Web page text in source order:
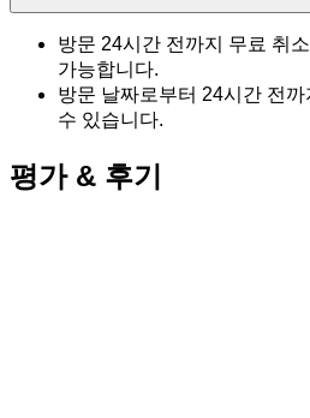
방문 24시간 전까지 무료 취
가능합니다.
방문 날짜로부터 24시간 전
수 있습니다.
평가 & 후기